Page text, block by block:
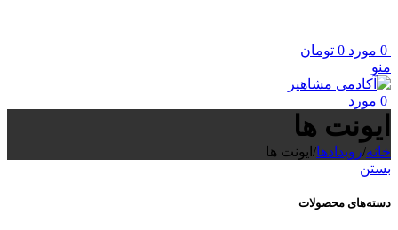
0 مورد 0 تومان
منو
0 مورد
ایونت ها
خانه/رویدادها/ ایونت ها
بستن
دسته‌های محصولات